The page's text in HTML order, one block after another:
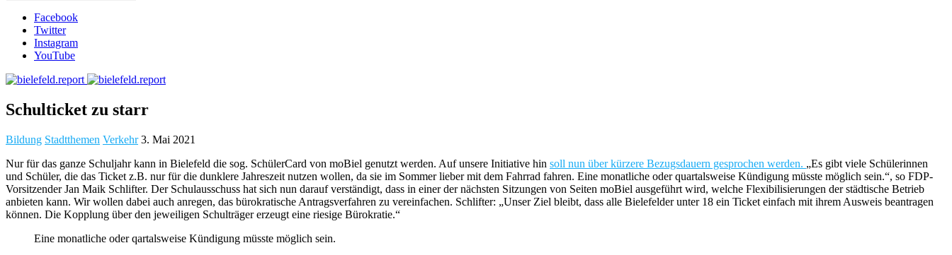
nach:
Facebook
Twitter
Instagram
YouTube
Schulticket zu starr
Bildung Stadtthemen Verkehr 3. Mai 2021
Nur für das ganze Schuljahr kann in Bielefeld die sog. SchülerCard von moBiel genutzt werden. Auf unsere Initiative hin soll nun über kürzere Bezugsdauern gesprochen werden. „Es gibt viele Schülerinnen
und Schüler, die das Ticket z.B. nur für die dunklere Jahreszeit nutzen wollen, da sie im Sommer lieber mit dem Fahrrad fahren. Eine monatliche oder quartalsweise Kündigung müsste möglich sein.“, so FDP-
Vorsitzender Jan Maik Schlifter. Der Schulausschuss hat sich nun darauf verständigt, dass in einer der nächsten Sitzungen von Seiten moBiel ausgeführt wird, welche Flexibilisierungen der städtische Betrieb
anbieten kann. Wir wollen dabei auch anregen, das bürokratische Antragsverfahren zu vereinfachen. Schlifter: „Unser Ziel bleibt, dass alle Bielefelder unter 18 ein Ticket einfach mit ihrem Ausweis beantragen
können. Die Kopplung über den jeweiligen Schulträger erzeugt eine riesige Bürokratie.“
Eine monatliche oder qartalsweise Kündigung müsste möglich sein.